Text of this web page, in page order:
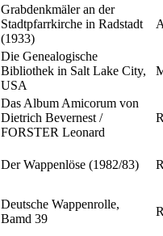
Grabdenkmäler an der
Stadtpfarrkirche in Radstadt
(1933)
Die Genealogische
Bibliothek in Salt Lake City,
USA
Das Album Amicorum von
Dietrich Bevernest /
FORSTER Leonard
Der Wappenlöse (1982/83)
Deutsche Wappenrolle,
Bamd 39